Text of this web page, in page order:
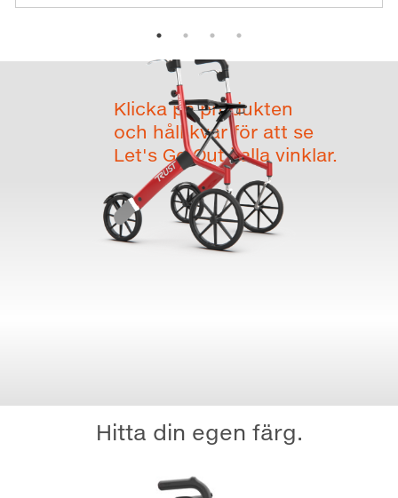
Klicka på produkten
och håll kvar för att se
Let's Go Out i alla vinklar.
Hitta din egen färg.